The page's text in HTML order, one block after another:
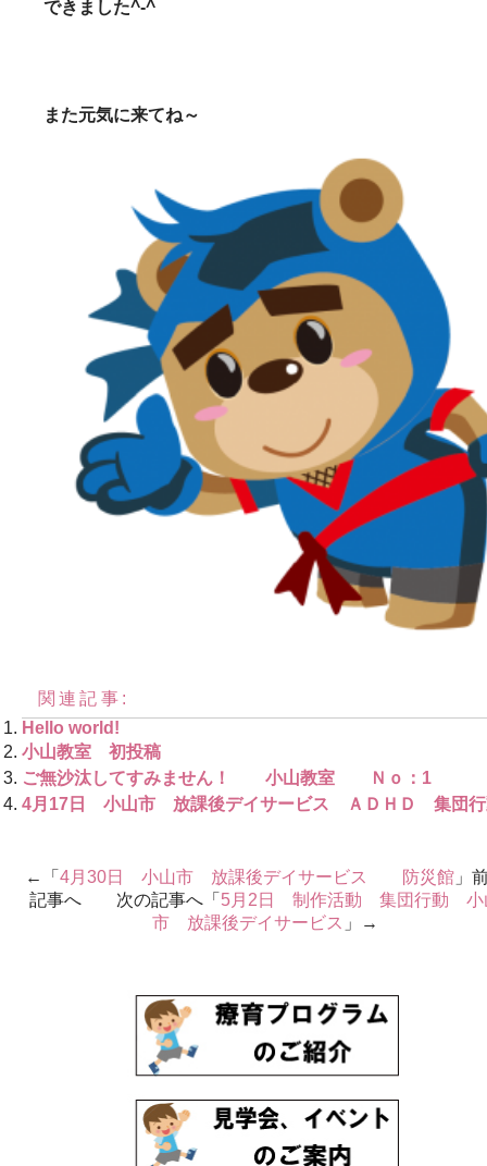
できました^-^
また元気に来てね～
関連記事:
Hello world!
小山教室 初投稿
ご無沙汰してすみません！ 小山教室 Ｎｏ：1
4月17日 小山市 放課後デイサービス ＡＤＨＤ 集団行
←「 4月30日 小山市 放課後デイサービス 防災館」
記事へ 次の記事へ「 5月2日 制作活動 集団行動 小
市 放課後デイサービス 」→